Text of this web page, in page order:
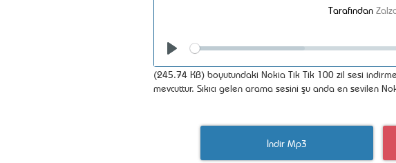
Tarafından
Seek
(245.74 KB) boyutundaki Nokia Tik Tik 100 zil sesi
mevcuttur. Sıkıcı gelen arama sesini şu anda en sevilen
İndir Mp3